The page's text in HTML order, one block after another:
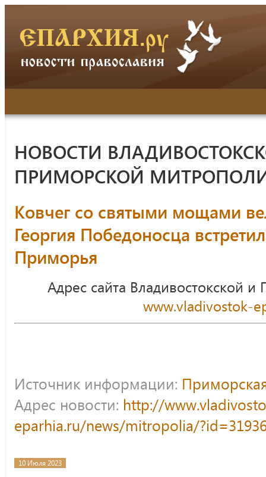
НОВОСТИ
ПРИМОРСКОЙ
Ковчег со святыми мощами
Георгия Победоносца
Приморья
Адрес сайта Владивостокской
www.vladivostok-
Источник информации:
Адрес новости: http://
eparhia.ru/news/mitropolia/
10 Июля 2023